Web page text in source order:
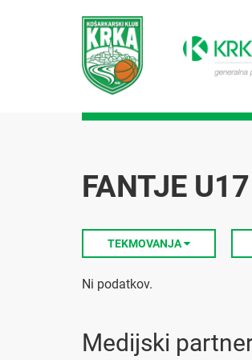
FANTJE U17
TEKMOVANJA
Ni podatkov.
Medijski